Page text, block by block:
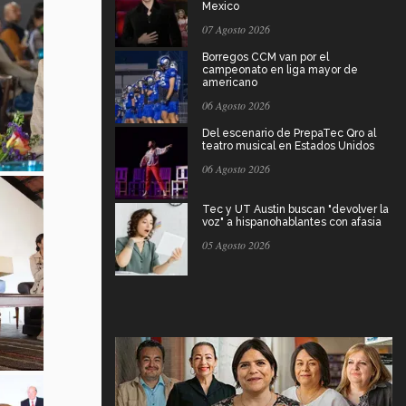
Mexico
07 Agosto 2026
Borregos CCM van por el
campeonato en liga mayor de
americano
06 Agosto 2026
Del escenario de PrepaTec Qro al
teatro musical en Estados Unidos
06 Agosto 2026
Tec y UT Austin buscan "devolver la
voz" a hispanohablantes con afasia
05 Agosto 2026